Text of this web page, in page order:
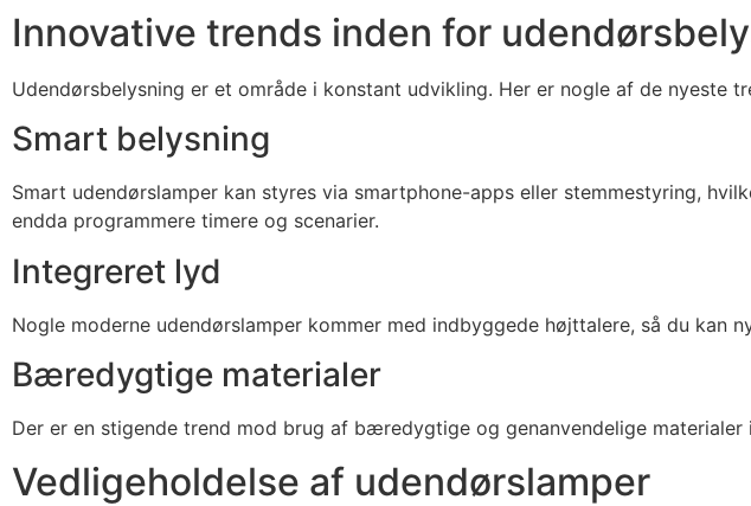
Innovative trends inden for
Udendørsbelysning er et område i konstant udvikling. Her er nogle af de nyeste
Smart belysning
Smart udendørslamper kan styres via smartphone-apps eller stemmestyring,
endda programmere timere og scenarier.
Integreret lyd
Nogle moderne udendørslamper kommer med indbyggede højttalere, så du kan
Bæredygtige materialer
Der er en stigende trend mod brug af bæredygtige og genanvendelige materialer
Vedligeholdelse af udendørslamper